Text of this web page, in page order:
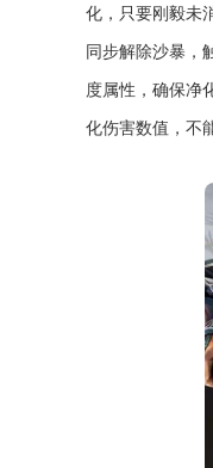
化，只要刚毅未
同步解除沙暴，
度属性，确保净
化伤害数值，不